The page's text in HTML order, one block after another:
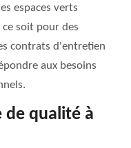
espaces verts
soit pour des
contrats d'entretien
aux besoins
de qualité à